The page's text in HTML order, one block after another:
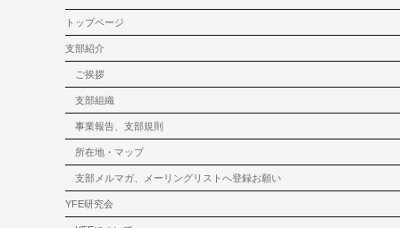
トップページ
支部紹介
ご挨拶
支部組織
事業報告、支部規則
所在地・マップ
支部メルマガ、メーリングリストへ登録お願い
YFE研究会